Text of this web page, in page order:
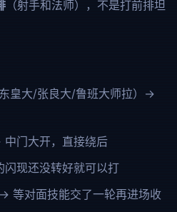
（射手和法师），不是打前排坦
东皇大/张良大/鲁班大师拉）→
门大开，直接绕后
现还没转好就可以打
等对面技能交了一轮再进场收